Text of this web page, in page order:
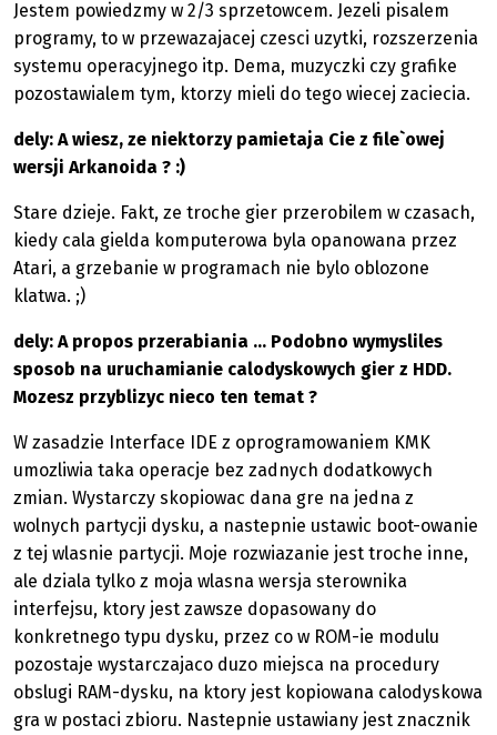
Jestem powiedzmy w 2/3 sprzetowcem. Jezeli pisalem
programy, to w przewazajacej czesci uzytki, rozszerzenia
systemu operacyjnego itp. Dema, muzyczki czy grafike
pozostawialem tym, ktorzy mieli do tego wiecej zaciecia.
dely: A wiesz, ze niektorzy pamietaja Cie z file`owej
wersji Arkanoida ? :)
Stare dzieje. Fakt, ze troche gier przerobilem w czasach,
kiedy cala gielda komputerowa byla opanowana przez
Atari, a grzebanie w programach nie bylo oblozone
klatwa. ;)
dely: A propos przerabiania ... Podobno wymysliles
sposob na uruchamianie calodyskowych gier z HDD.
Mozesz przyblizyc nieco ten temat ?
W zasadzie Interface IDE z oprogramowaniem KMK
umozliwia taka operacje bez zadnych dodatkowych
zmian. Wystarczy skopiowac dana gre na jedna z
wolnych partycji dysku, a nastepnie ustawic boot-owanie
z tej wlasnie partycji. Moje rozwiazanie jest troche inne,
ale dziala tylko z moja wlasna wersja sterownika
interfejsu, ktory jest zawsze dopasowany do
konkretnego typu dysku, przez co w ROM-ie modulu
pozostaje wystarczajaco duzo miejsca na procedury
obslugi RAM-dysku, na ktory jest kopiowana calodyskowa
gra w postaci zbioru. Nastepnie ustawiany jest znacznik